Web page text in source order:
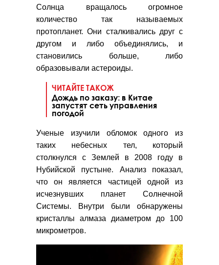
Солнца вращалось огромное
количество так называемых
протопланет. Они сталкивались друг с
другом и либо объединялись, и
становились больше, либо
образовывали астероиды.
ЧИТАЙТЕ ТАКОЖ
Дождь по заказу: в Китае
запустят сеть управления
погодой
Ученые изучили обломок одного из
таких небесных тел, который
столкнулся с Землей в 2008 году в
Нубийской пустыне. Анализ показал,
что он является частицей одной из
исчезнувших планет Солнечной
Системы. Внутри были обнаружены
кристаллы алмаза диаметром до 100
микрометров.